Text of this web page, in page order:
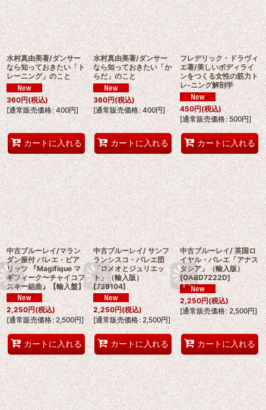
水村真由美著/ダンサー
なら知っておきたい「ト
レーニング」のこと
360円(税込)
[通常販売価格: 400円]
カートに入れる
水村真由美著/ダンサー
なら知っておきたい「か
らだ」のこと
360円(税込)
[通常販売価格: 400円]
カートに入れる
フレデリック・ドラヴィ
エ著/美しいボディライ
ンをつくる女性の筋力ト
レ-ニング解剖学
450円(税込)
[通常販売価格: 500円]
カートに入れる
中古ブルーレイ/マラン
ダン振付 バレエ・ビア
リッツ 『Magifique マ
ギフィーク〜チャイコフ
スキー組曲』【輸入盤】
2,250円(税込)
[通常販売価格: 2,500円]
カートに入れる
中古ブルーレイ/ サンフ
ランシスコ・バレエ団
「ロメオとジュリエッ
ト」（輸入版）
[739104]
2,250円(税込)
[通常販売価格: 2,500円]
カートに入れる
中古ブルーレイ/ 英国ロ
イヤル・バレエ「アナス
タシア」（輸入版）
[OABD7222D]
2,250円(税込)
[通常販売価格: 2,500円]
カートに入れる